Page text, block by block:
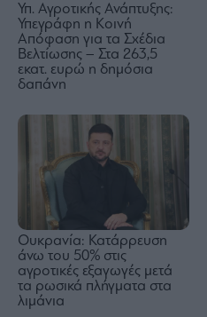
Υπ. Αγροτικής Ανάπτυξης:
Υπεγράφη η Κοινή
Απόφαση για τα Σχέδια
Βελτίωσης – Στα 263,5
εκατ. ευρώ η δημόσια
δαπάνη
Ουκρανία: Κατάρρευση
άνω του 50% στις
αγροτικές εξαγωγές μετά
τα ρωσικά πλήγματα στα
λιμάνια